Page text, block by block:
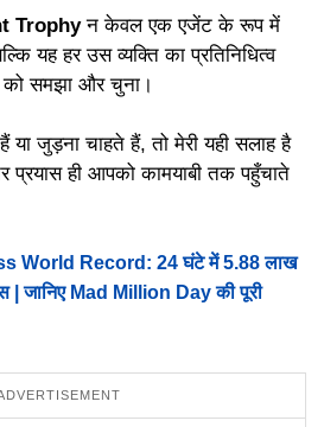
Trophyन केवल एक एजेंट के रूप में
यह हर उस व्यक्ति का प्रतिनिधित्व
को समझा और चुना।
या जुड़ना चाहते हैं, तो मेरी यही सलाह है
प्रयास ही आपको कामयाबी तक पहुँचाते
World Record: 24 घंटे में 5.88 लाख
| जानिए Mad Million Day की पूरी